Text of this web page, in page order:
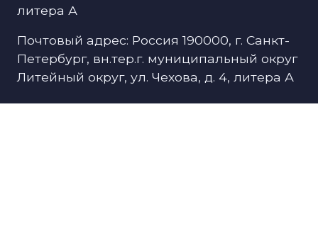
литера А
Почтовый адрес: Россия 190000, г. Санкт-
Петербург, вн.тер.г. муниципальный округ
Литейный округ, ул. Чехова, д. 4, литера А